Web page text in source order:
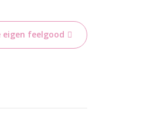
eigen feelgood